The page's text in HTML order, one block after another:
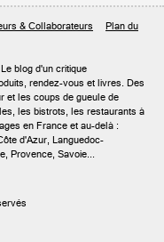
& Collaborateurs
Plan du
Le blog d'un critique
rendez-vous et livres. Des
et les coups de gueule de
les bistrots, les restaurants à
en France et au-delà :
d'Azur, Languedoc-
Provence, Savoie...